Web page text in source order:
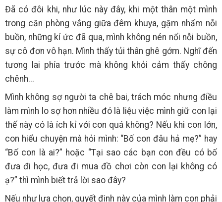
Đã có đôi khi, như lúc này đây, khi một thân một mình
trong căn phòng vắng giữa đêm khuya, gặm nhấm nỗi
buồn, những kí ức đã qua, mình không nén nổi nỗi buồn,
sự cô đơn vô hạn. Mình thấy tủi thân ghê gớm. Nghĩ đến
tương lai phía trước mà không khỏi cảm thấy chông
chênh...
Mình không sợ người ta chê bai, trách móc nhưng điều
làm mình lo sợ hơn nhiều đó là liệu việc mình giữ con lại
thế này có là ích kỉ với con quá không? Nếu khi con lớn,
con hiểu chuyện mà hỏi mình: “Bố con đâu hả mẹ?” hay
“Bố con là ai?” hoặc “Tại sao các bạn con đều có bố
đưa đi học, đưa đi mua đồ chơi còn con lại không có
ạ?” thì mình biết trả lời sao đây?
Nếu như lựa chọn, quyết định này của mình làm con phải